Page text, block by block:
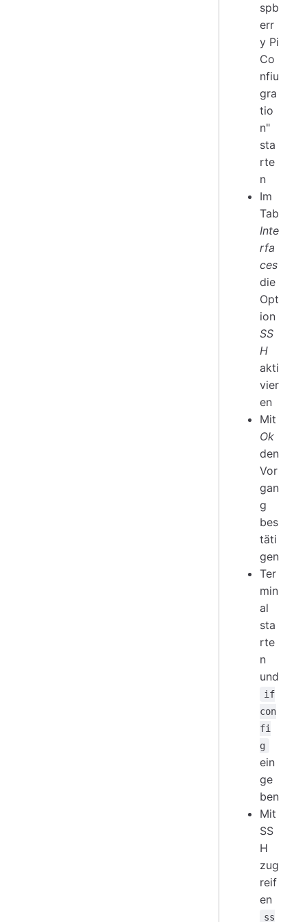
spb
err
y Pi
Co
nfiu
gra
tio
n"
sta
rte
n
Im
Tab
Inte
rfa
ces
die
Opt
ion
SS
H
akti
vier
en
Mit
Ok
den
Vor
gan
g
bes
täti
gen
Ter
min
al
sta
rte
n
und
if
con
fi
g
ein
ge
ben
Mit
SS
H
zug
reif
en
ss